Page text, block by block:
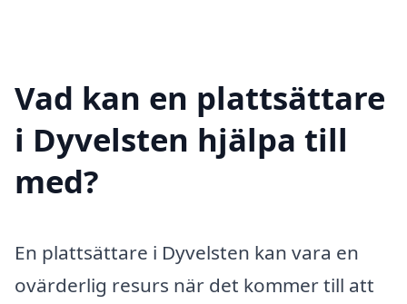
Vad kan en plattsättare
i Dyvelsten hjälpa till
med?
En plattsättare i Dyvelsten kan vara en
ovärderlig resurs när det kommer till att